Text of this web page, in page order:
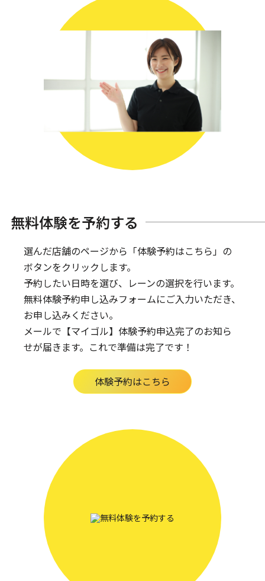
無料体験を予約する
選んだ店舗のページから「体験予約はこちら」の
ボタンをクリックします。
予約したい日時を選び、レーンの選択を行います。
無料体験予約申し込みフォームにご入力いただき、
お申し込みください。
メールで【マイゴル】体験予約申込完了のお知ら
せが届きます。 これで準備は完了です！
体験予約はこちら